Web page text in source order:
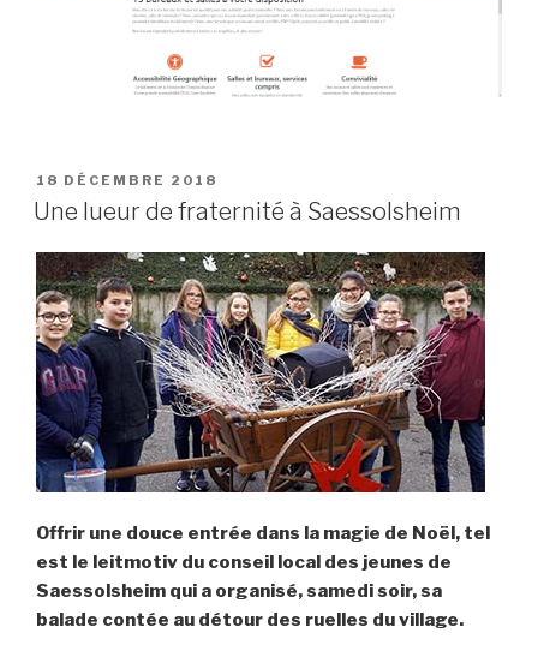
18 DÉCEMBRE 2018
Une lueur de fraternité à Saessolsheim
Offrir une douce entrée dans la magie de Noël, tel
est le leitmotiv du conseil local des jeunes de
Saessolsheim qui a organisé, samedi soir, sa
balade contée au détour des ruelles du village.